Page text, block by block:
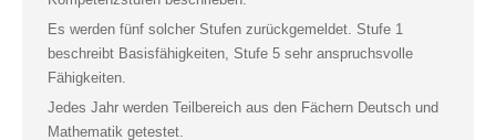
Es werden fünf solcher Stufen zurückgemeldet. Stufe 1
beschreibt Basisfähigkeiten, Stufe 5 sehr anspruchsvolle
Fähigkeiten.
Jedes Jahr werden Teilbereich aus den Fächern Deutsch und
Mathematik getestet.